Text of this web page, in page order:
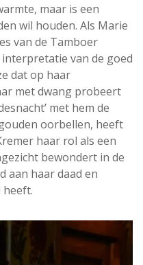
maar is een
wil houden. Als Marie
van de Tamboer
van de goed
dat op haar
met dwang probeert
met hem de
oorbellen, heeft
haar rol als een
bewondert in de
aan haar daad en
heeft.